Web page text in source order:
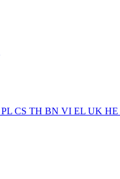
PL CS TH BN VI EL UK HE